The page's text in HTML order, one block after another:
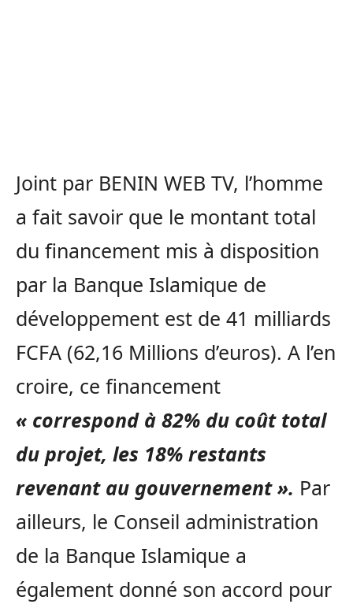
Joint par BENIN WEB TV, l’homme
a fait savoir que le montant total
du financement mis à disposition
par la Banque Islamique de
développement est de 41 milliards
FCFA (62,16 Millions d’euros). A l’en
croire, ce financement
« correspond à 82% du coût total
du projet, les 18% restants
revenant au gouvernement ». Par
ailleurs, le Conseil administration
de la Banque Islamique a
également donné son accord pour